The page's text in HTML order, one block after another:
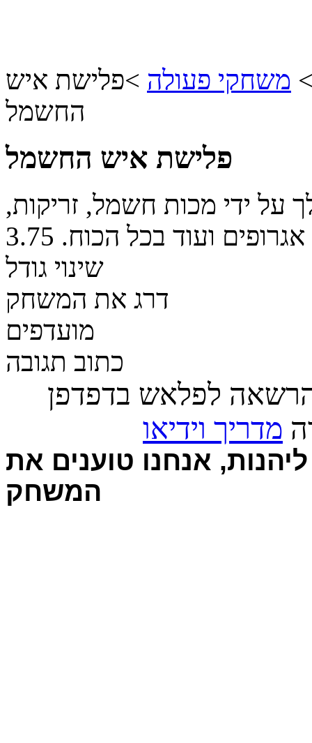
משחקי פעולה >פלישת איש
החשמל
פלישת איש החשמל
על ידי מכות חשמל, זריקות,
אגרופים ועוד בכל הכוח. 3.75
שינוי גודל
דרג את המשחק
מועדפים
כתוב תגובה
לפלאש בדפדפן
מדריך וידיאו
אנחנו טוענים את
המשחק